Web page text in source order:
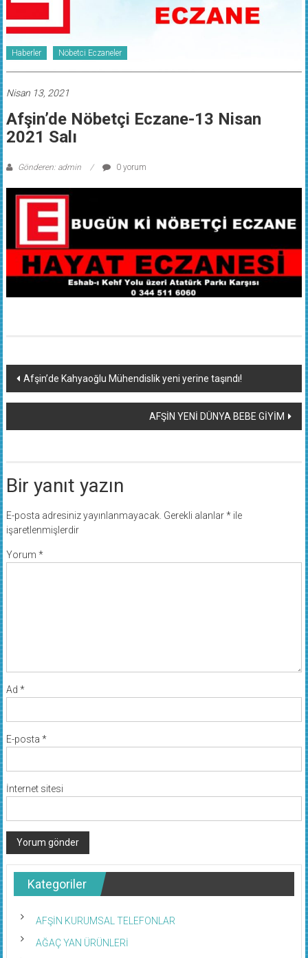
Haberler Nöbetci Eczaneler
Nisan 13, 2021
Afşin’de Nöbetçi Eczane-13 Nisan
2021 Salı
Gönderen: admin 0 yorum
Yazı
dolaşımı
Afşin’de Kahyaoğlu Mühendislik yeni yerine taşındı!
AFŞİN YENİ DÜNYA BEBE GİYİM
Bir yanıt yazın
E-posta adresiniz yayınlanmayacak. Gerekli alanlar*ile
işaretlenmişlerdir
Yorum *
Ad *
E-posta *
İnternet sitesi
Kategoriler
AFŞİN KURUMSAL TELEFONLAR
AĞAÇ YAN ÜRÜNLERİ